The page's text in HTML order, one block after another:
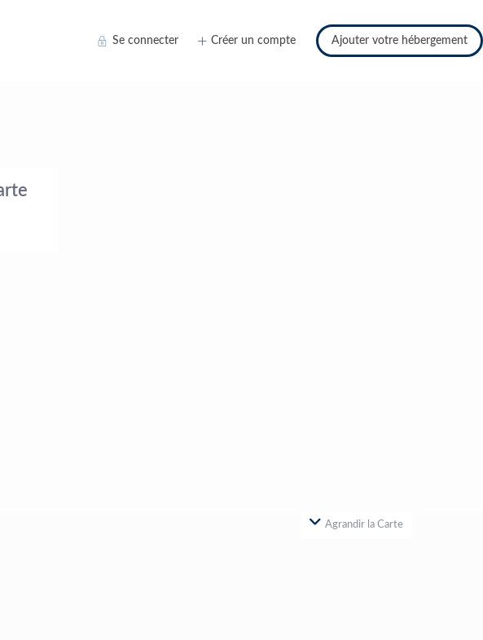
Se connecter Créer un compte Ajouter votre hébergement
Agrandir la Carte